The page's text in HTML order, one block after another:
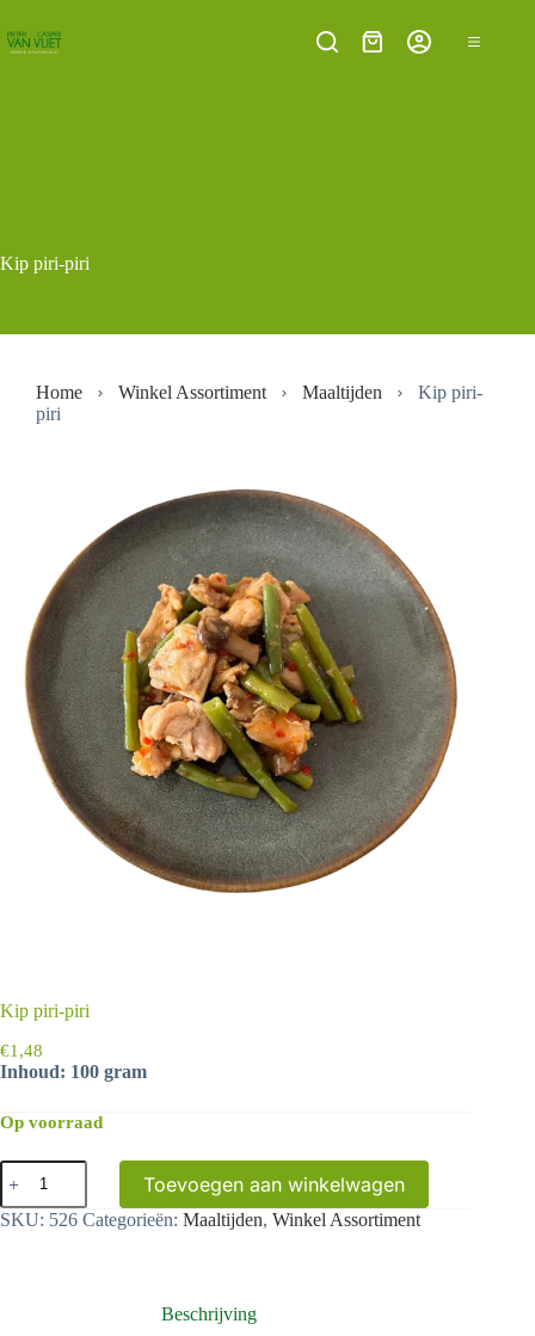
naar
de
Winkelwagen
Kip piri-piri
Home Winkel Assortiment Maaltijden
Kip piri-
piri
Kip piri-piri
€1,48
Inhoud: 100 gram
Op voorraad
Kip
piri-
piri
aantal
Toevoegen aan winkelwagen
SKU: 526 Categorieën: Maaltijden, Winkel Assortiment
Beschrijving